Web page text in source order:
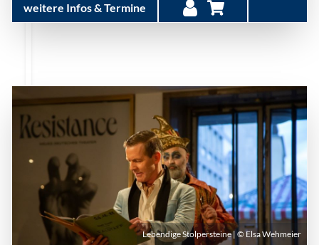
weitere Infos & Termine
Lebendige Stolpersteine | © Elsa Wehmeier